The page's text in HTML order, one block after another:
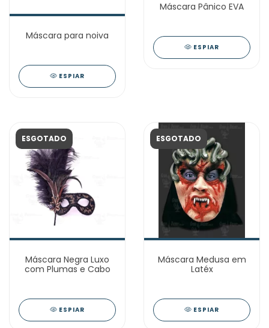
Máscara para noiva
ESPIAR
Máscara Pânico EVA
ESPIAR
ESGOTADO
Máscara Negra Luxo
com Plumas e Cabo
ESPIAR
ESGOTADO
Máscara Medusa em
Latéx
ESPIAR